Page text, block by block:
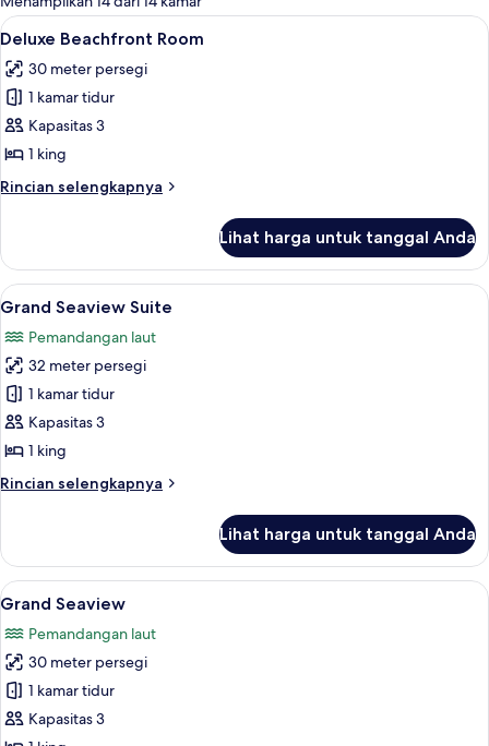
kamar
Lihat
semua
foto
untuk
Deluxe
Beachfront
Room
Deluxe Beachfront Room | Seprai
19
Deluxe Beachfront Room
30 meter persegi
1 kamar tidur
Kapasitas 3
1 king
Rincian selengkapnya
Rincian
Deluxe
Beachfront
Room
Lihat harga untuk tanggal Anda
Lihat
semua
foto
untuk
Grand
Seaview
Suite
Grand Seaview Suite | Pemandangan
12
Grand Seaview Suite
Pemandangan laut
32 meter persegi
1 kamar tidur
Kapasitas 3
1 king
Rincian selengkapnya
Rincian
Grand
Seaview
Suite
Lihat harga untuk tanggal Anda
Lihat
semua
foto
untuk
Grand
Seaview
Grand Seaview | Pemandangan
8
Grand Seaview
Pemandangan laut
30 meter persegi
1 kamar tidur
Kapasitas 3